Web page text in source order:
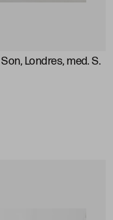
Londres, med. S.